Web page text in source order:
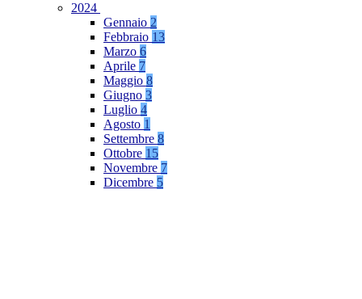
2024
Gennaio 2
Febbraio 13
Marzo 6
Aprile 7
Maggio 8
Giugno 3
Luglio 4
Agosto 1
Settembre 8
Ottobre 15
Novembre 7
Dicembre 5